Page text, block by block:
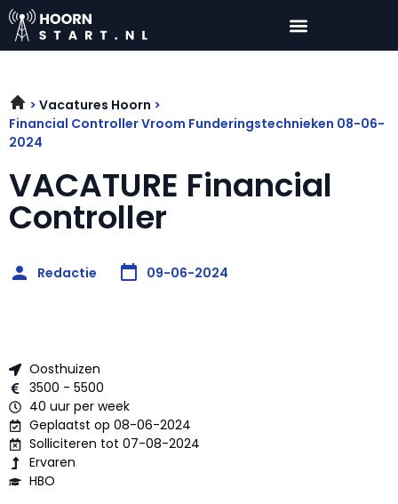
Vacatures Hoorn
Financial Controller Vroom Funderingstechnieken 08-06-
2024
VACATURE Financial
Controller
Redactie 09-06-2024
Oosthuizen
3500 - 5500
40 uur per week
Geplaatst op 08-06-2024
Solliciteren tot 07-08-2024
Ervaren
HBO